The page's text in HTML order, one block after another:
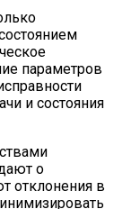
параметров
и состояния
о
отклонения в